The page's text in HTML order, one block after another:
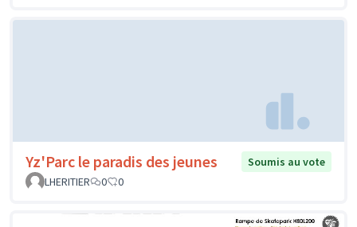
Yz'Parc le paradis des jeunes
Soumis au vote
LHERITIER
0 0